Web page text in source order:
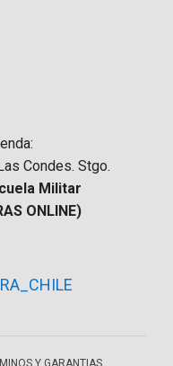
Condes. Stgo.
Militar
ONLINE)
Y GARANTIAS